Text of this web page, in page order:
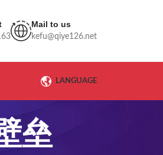
Mail to us
kefu@qiye126.net
LANGUAGE
垒